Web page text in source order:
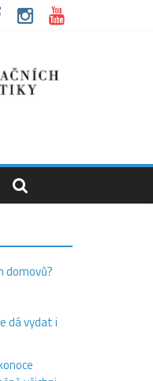
domovů?
dá vydat i